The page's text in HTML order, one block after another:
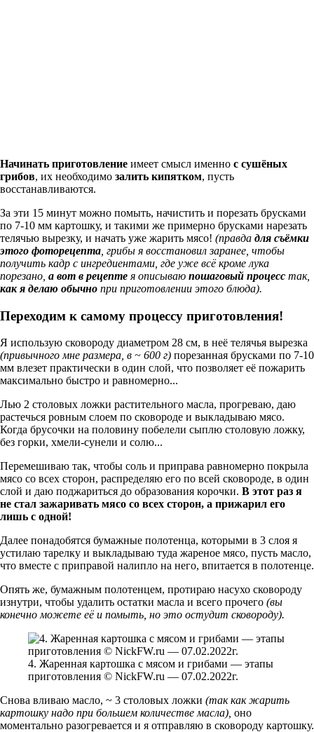
Начинать приготовление имеет смысл именно с сушёных
грибов, их необходимо залить кипятком, пусть
восстанавливаются.
За эти 15 минут можно помыть, начистить и порезать брусками
по 7-10 мм картошку, и такими же примерно брусками нарезать
телячью вырезку, и начать уже жарить мясо! (правда для съёмки
этого фоторецепта , грибы я восстановил заранее, чтобы
получить кадр с ингредиентами, где уже всё кроме лука
порезано, а вот в рецепте я описываю пошаговый процесс так,
как я делаю обычно при приготовлении этого блюда).
Переходим к самому процессу приготовления!
Я использую сковороду диаметром 28 см, в неё телячья вырезка
(привычного мне размера, в ~ 600 г) порезанная брусками по 7-10
мм влезет практически в один слой, что позволяет её пожарить
максимально быстро и равномерно...
Лью 2 столовых ложки растительного масла, прогреваю, даю
растечься ровным слоем по сковороде и выкладываю мясо.
Когда брусочки на половину побелели сыплю столовую ложку,
без горки, хмели-сунели и солю...
Перемешиваю так, чтобы соль и приправа равномерно покрыла
мясо со всех сторон, распределяю его по всей сковороде, в один
слой и даю поджариться до образования корочки. В этот раз я
не стал зажаривать мясо со всех сторон, а прижарил его
лишь с одной!
Далее понадобятся бумажные полотенца, которыми в 3 слоя я
устилаю тарелку и выкладываю туда жареное мясо, пусть масло,
что вместе с приправой налипло на него, впитается в полотенце.
Опять же, бумажным полотенцем, протираю насухо сковороду
изнутри, чтобы удалить остатки масла и всего прочего (вы
конечно можете её и помыть, но это остудит сковороду).
4. Жаренная картошка с мясом и грибами — этапы
приготовления © NickFW.ru — 07.02.2022г.
Снова вливаю масло, ~ 3 столовых ложки (так как жарить
картошку надо при большем количестве масла), оно
моментально разогревается и я отправляю в сковороду картошку.